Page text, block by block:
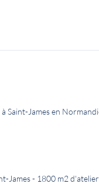
Saint-James en
James - 1800 m2